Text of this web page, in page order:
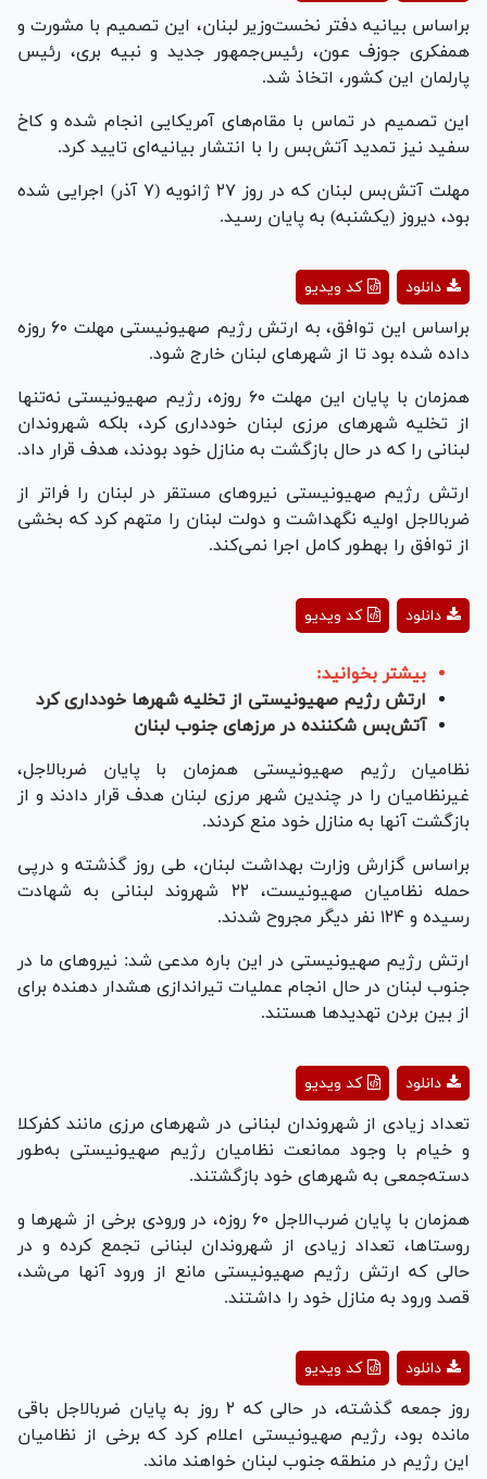
Videoبراساس بیانیه دفتر نخست‌‎وزیر لبنان، این تصمیم با مشورت و
همفکری جوزف عون، رئیس‌جمهور جدید و نبیه بری، رئیس
پارلمان این کشور، اتخاذ شد.
این تصمیم در تماس با مقام‌های آمریکایی انجام شده و کاخ
سفید نیز تمدید آتش‌بس را با انتشار بیانیه‌ای تایید کرد.
مهلت آتش‌بس لبنان که در روز ۲۷ ژانویه (۷ آذر) اجرایی شده
بود، دیروز (یکشنبه) به پایان رسید.
Play
Video
کد ویدیو دانلود
براساس این توافق، به ارتش رژیم صهیونیستی مهلت ۶۰ روزه
داده شده بود تا از شهر‌های لبنان خارج شود.
همزمان با پایان این مهلت ۶۰ روزه، رژیم صهیونیستی نه‌تنها
از تخلیه شهر‌های مرزی لبنان خودداری کرد، بلکه شهروندان
لبنانی را که در حال بازگشت به منازل خود بودند، هدف قرار داد.
ارتش رژیم صهیونیستی نیرو‌های مستقر در لبنان را فراتر از
ضرب‎الاجل اولیه نگه‎داشت و دولت لبنان را متهم کرد که بخشی
از توافق را به‎طور کامل اجرا نمی‌کند.
Playکد ویدیو دانلود
بیشتر بخوانید:
ارتش رژیم صهیونیستی از تخلیه شهرها خودداری کرد
آتش‌بس شکننده در مرزهای جنوب لبنان
نظامیان رژیم صهیونیستی همزمان با پایان ضرب‎الاجل،
غیرنظامیان را در چندین شهر مرزی لبنان هدف قرار دادند و از
بازگشت آنها به منازل خود منع کردند.
براساس گزارش وزارت بهداشت لبنان، طی روز گذشته و درپی
حمله نظامیان صهیونیست، ۲۲ شهروند لبنانی به شهادت
رسیده و ۱۲۴ نفر دیگر مجروح شدند.
ارتش رژیم صهیونیستی در این باره مدعی شد: نیروهای ما در
جنوب لبنان در حال انجام عملیات تیراندازی هشدار دهنده برای
از بین بردن تهدیدها هستند.
Play
Video
کد ویدیو دانلود
تعداد زیادی از شهروندان لبنانی در شهر‌های مرزی مانند کفرکلا
و خیام با وجود ممانعت نظامیان رژیم صهیونیستی به‌طور
دسته‌جمعی به شهر‌های خود بازگشتند.
همزمان با پایان ضرب‌الاجل ۶۰ روزه، در ورودی برخی از شهرها و
روستاها، تعداد زیادی از شهروندان لبنانی تجمع کرده و در
حالی که ارتش رژیم صهیونیستی مانع از ورود آنها می‌شد،
قصد ورود به منازل خود را داشتند.
Play
Video
کد ویدیو دانلود
روز جمعه گذشته، در حالی که ۲ روز به پایان ضرب‎الاجل باقی
مانده بود، رژیم صهیونیستی اعلام کرد که برخی از نظامیان
این رژیم در منطقه جنوب لبنان خواهند ماند.